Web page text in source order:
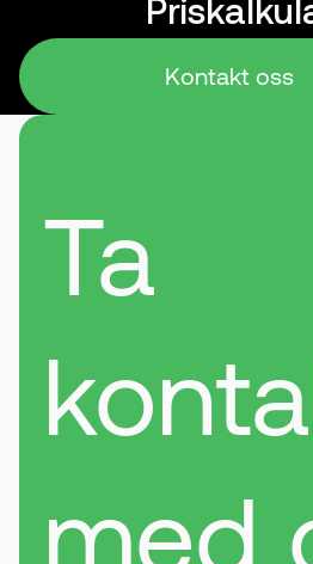
Kontakt oss
Ta
med